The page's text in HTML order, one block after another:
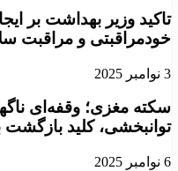
تاکید وزیر بهداشت بر
خودمراقبتی و مراقبت
3 نوامبر 2025
سکته مغزی؛ وقفه‌ای
توانبخشی، کلید بازگشت
6 نوامبر 2025